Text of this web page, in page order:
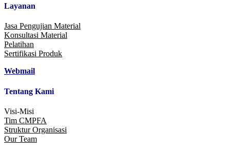
Layanan
Jasa Pengujian Material
Konsultasi Material
Pelatihan
Sertifikasi Produk
Webmail
Tentang Kami
Visi-Misi
Tim CMPFA
Struktur Organisasi
Our Team